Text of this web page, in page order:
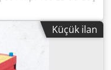
(2 kademe) Çelik için
paket uzunluğu 5,5
bağlantısı 32 Amp.
U x G x Y 700 x
Küçük ilan